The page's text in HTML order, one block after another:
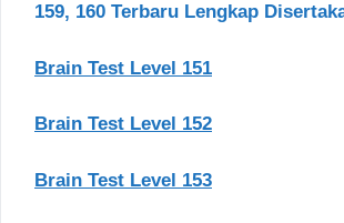
159, 160 Terbaru Lengkap
Brain Test Level 151
Brain Test Level 152
Brain Test Level 153